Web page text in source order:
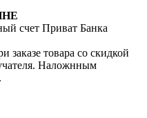
счет Приват Банка
заказе товара со скидкой
Наложнным